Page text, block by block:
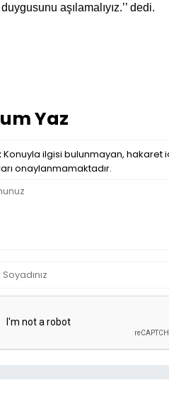
aşılamalıyız.’’ dedi.
Yaz
Konuyla ilgisi bulunmayan, hakaret
onaylanmamaktadır.